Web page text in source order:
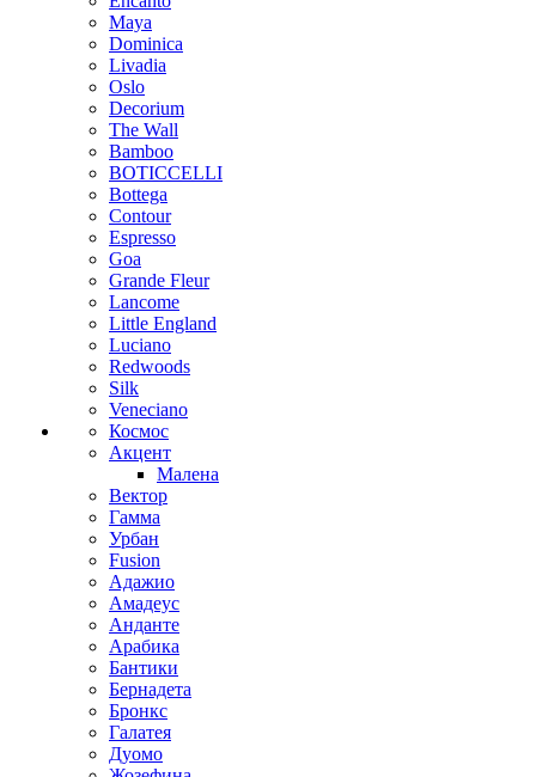
Maya
Dominica
Livadia
Oslo
Decorium
The Wall
Bamboo
BOTICCELLI
Bottega
Contour
Espresso
Goa
Grande Fleur
Lancome
Little England
Luciano
Redwoods
Silk
Veneciano
Космос
Акцент
Малена
Вектор
Гамма
Урбан
Fusion
Адажио
Амадеус
Анданте
Арабика
Бантики
Бернадета
Бронкс
Галатея
Дуомо